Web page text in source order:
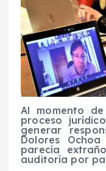
Al momento
proceso
generar
Dolores
parecía
auditoría por